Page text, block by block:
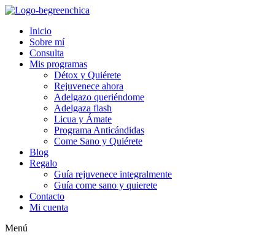
Inicio
Sobre mí
Consulta
Mis programas
Détox y Quiérete
Rejuvenece ahora
Adelgazo queriéndome
Adelgaza flash
Licua y Ámate
Programa Anticándidas
Come Sano y Quiérete
Blog
Regalo
Guía rejuvenece integralmente
Guía come sano y quierete
Contacto
Mi cuenta
Menú